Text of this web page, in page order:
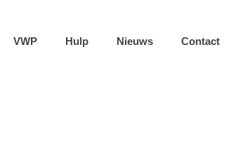
VWP Hulp Nieuws Contact